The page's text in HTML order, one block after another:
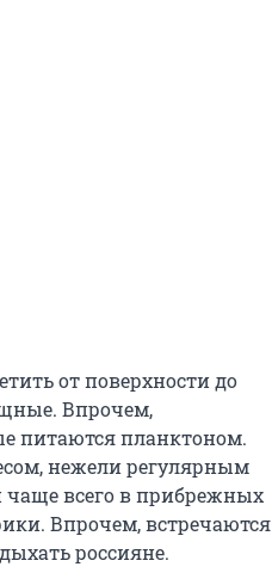
от поверхности до
Впрочем,
питаются планктоном.
нежели регулярным
всего в прибрежных
Впрочем, встречаются
россияне.